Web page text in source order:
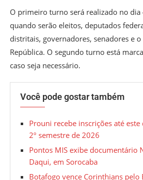
O primeiro turno será realizado no
quando serão eleitos, deputados
distritais, governadores, senadores e
República. O segundo turno está
caso seja necessário.
Você pode gostar também
Prouni recebe inscrições até
2º semestre de 2026
Pontos MIS exibe documentário
Daqui, em Sorocaba
Botafogo vence Corinthians pelo